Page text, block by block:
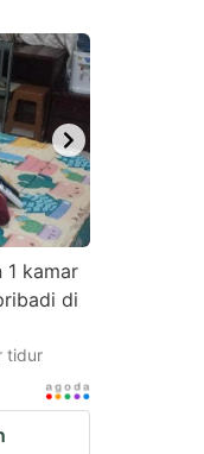
1 kamar
di
tidur